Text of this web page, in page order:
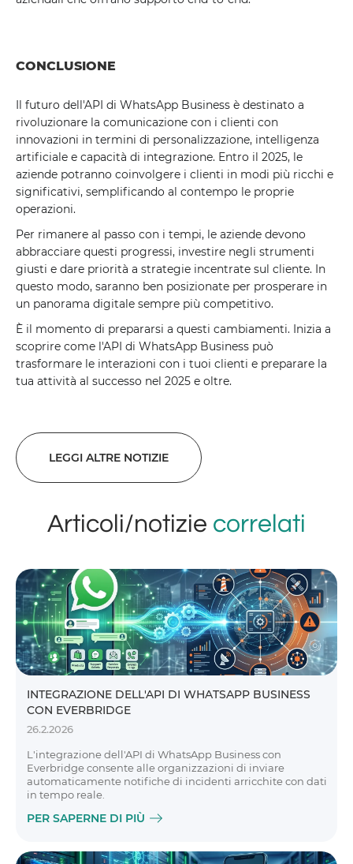
CONCLUSIONE
Il futuro dell'API di WhatsApp Business è destinato a
rivoluzionare la comunicazione con i clienti con
innovazioni in termini di personalizzazione, intelligenza
artificiale e capacità di integrazione. Entro il 2025, le
aziende potranno coinvolgere i clienti in modi più ricchi e
significativi, semplificando al contempo le proprie
operazioni.
Per rimanere al passo con i tempi, le aziende devono
abbracciare questi progressi, investire negli strumenti
giusti e dare priorità a strategie incentrate sul cliente. In
questo modo, saranno ben posizionate per prosperare in
un panorama digitale sempre più competitivo.
È il momento di prepararsi a questi cambiamenti. Inizia a
scoprire come l'API di WhatsApp Business può
trasformare le interazioni con i tuoi clienti e preparare la
tua attività al successo nel 2025 e oltre.
LEGGI ALTRE NOTIZIE
Articoli/notizie correlati
INTEGRAZIONE DELL'API DI WHATSAPP BUSINESS
CON EVERBRIDGE
26.2.2026
L'integrazione dell'API di WhatsApp Business con
Everbridge consente alle organizzazioni di inviare
automaticamente notifiche di incidenti arricchite con dati
in tempo reale.
PER SAPERNE DI PIÙ